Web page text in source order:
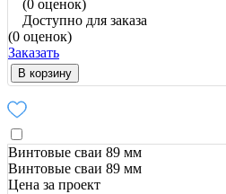
(0 оценок)
Доступно для заказа
(0 оценок)
Заказать
В корзину
Винтовые сваи 89 мм
Винтовые сваи 89 мм
Цена за проект